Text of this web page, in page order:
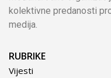
kolektivne predanosti
medija.
RUBRIKE
Vijesti